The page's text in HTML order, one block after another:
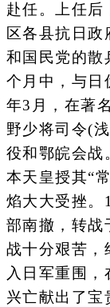
赴任。上任后
区各县抗日
和国民党的散
个月中，与日
年3月，在著
野少将司令(
役和鄂皖会战
本天皇授其“
焰大大受挫。
部南撤，转战
战十分艰苦，
入日军重围
兴亡献出了宝